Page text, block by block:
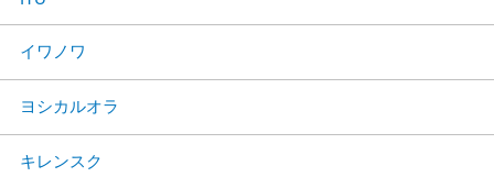
イワノワ
ヨシカルオラ
キレンスク